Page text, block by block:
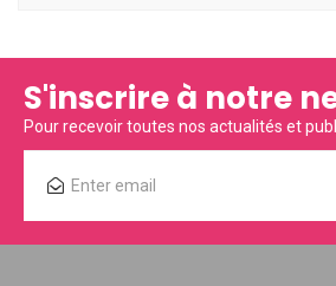
S'inscrire à notre
Pour recevoir toutes nos actualités et